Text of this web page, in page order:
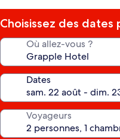
Choisissez des dates
Où allez-vous ?
Dates
Voyageurs